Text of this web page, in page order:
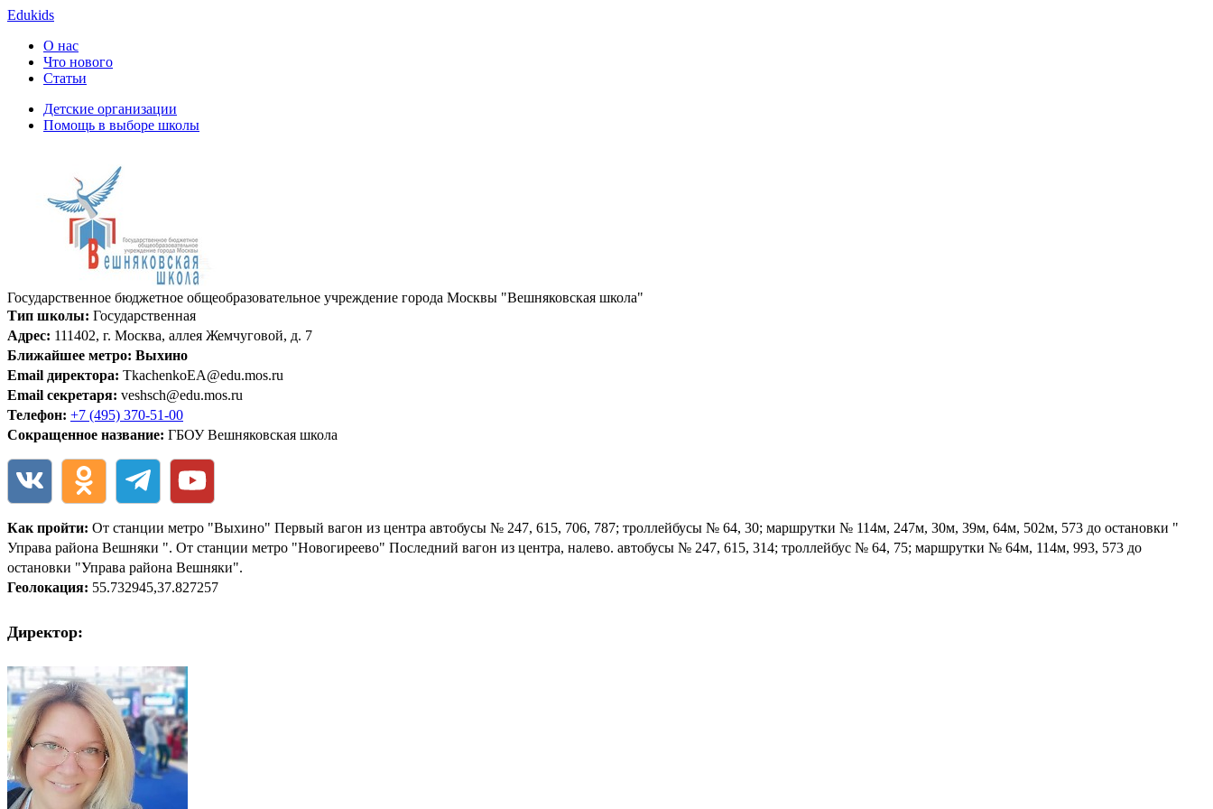
Edukids
О нас
Что нового
Статьи
Детские организации
Помощь в выборе школы
Государственное бюджетное общеобразовательное учреждение города Москвы "Вешняковская школа"
Тип школы: Государственная
Адрес: 111402, г. Москва, аллея Жемчуговой, д. 7
Ближайшее метро: Выхино
Email директора: TkachenkoEA@edu.mos.ru
Email секретаря: veshsch@edu.mos.ru
Телефон: +7 (495) 370-51-00
Сокращенное название: ГБОУ Вешняковская школа
Как пройти: От станции метро "Выхино" Первый вагон из центра автобусы № 247, 615, 706, 787; троллейбусы № 64, 30; маршрутки № 114м, 247м, 30м, 39м, 64м, 502м, 573 до остановки "
Управа района Вешняки ". От станции метро "Новогиреево" Последний вагон из центра, налево. автобусы № 247, 615, 314; троллейбус № 64, 75; маршрутки № 64м, 114м, 993, 573 до
остановки "Управа района Вешняки".
Геолокация: 55.732945,37.827257
Директор: